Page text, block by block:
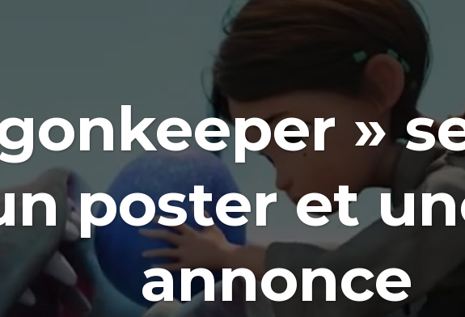
»
poster et
annonce